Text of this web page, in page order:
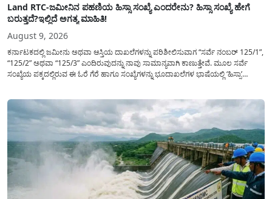
Land RTC-ಜಮೀನಿನ ಪಹಣಿಯ ಹಿಸ್ಸಾ ಸಂಖ್ಯೆ ಎಂದರೇನು? ಹಿಸ್ಸಾ ಸಂಖ್ಯೆ ಹೇಗೆ
ಬರುತ್ತದೆ?ಇಲ್ಲಿದೆ ಅಗತ್ಯ ಮಾಹಿತಿ!
August 9, 2026
ಕರ್ನಾಟಕದಲ್ಲಿ ಜಮೀನು ಅಥವಾ ಆಸ್ತಿಯ ದಾಖಲೆಗಳನ್ನು ಪರಿಶೀಲಿಸುವಾಗ “ಸರ್ವೆ ನಂಬರ್ 125/1”,
“125/2” ಅಥವಾ “125/3” ಎಂದಿರುವುದನ್ನು ನಾವು ಸಾಮಾನ್ಯ​ವಾಗಿ ಕಾಣುತ್ತೇವೆ. ಮೂಲ ಸರ್ವೆ
ಸಂಖ್ಯೆಯ ಪಕ್ಕದಲ್ಲಿರುವ ಈ ಓರೆ ಗೆರೆ ಹಾಗೂ ಸಂಖ್ಯೆಗಳನ್ನು ಭೂದಾಖಲೆಗಳ ಭಾಷೆಯಲ್ಲಿ ‘ಹಿಸ್ಸಾ’